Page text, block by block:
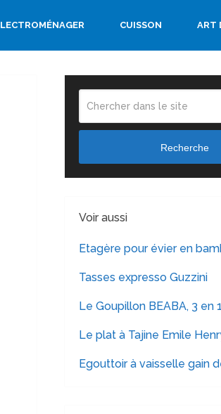
CUISSON ART
Recherche
Voir aussi
Etagère pour évier en
Tasses expresso Guzzini
Le Goupillon BEABA, 3 en 1
Le plat à Tajine Emile
Egouttoir à vaisselle gain